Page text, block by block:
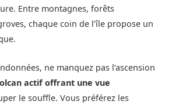
Entre montagnes, forêts
chaque coin de l’île propose un
ne manquez pas l’ascension
actif offrant une vue
le souffle. Vous préférez les